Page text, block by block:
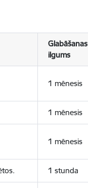
Glabāšanas
ilgums
1 mēnesis
1 mēnesis
1 mēnesis
1 stunda